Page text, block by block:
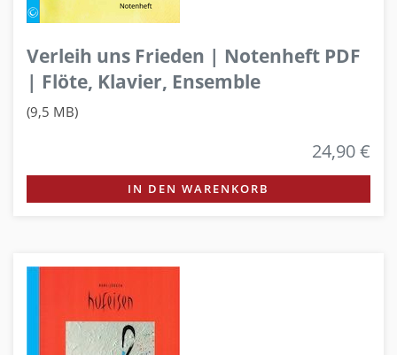
Verleih uns Frieden | Notenheft PDF
| Flöte, Klavier, Ensemble
(9,5 MB)
24,90 €
IN DEN WARENKORB